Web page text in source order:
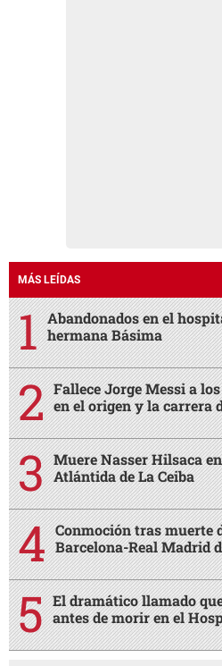
MÁS LEÍDAS
Abandonados en el
hermana Básima
Fallece Jorge Messi a
en el origen y la carrera
Muere Nasser Hilsaca
Atlántida de La Ceiba
Conmoción tras muerte
Barcelona-Real Madrid
El dramático llamado
antes de morir en el